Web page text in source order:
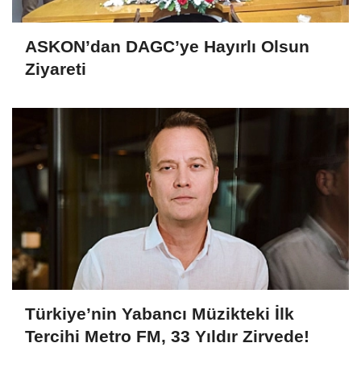
ASKON’dan DAGC’ye Hayırlı Olsun
Ziyareti
Türkiye’nin Yabancı Müzikteki İlk
Tercihi Metro FM, 33 Yıldır Zirvede!